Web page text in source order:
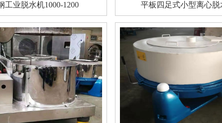
工业脱水机1000-1200 平板四足式小型离心脱